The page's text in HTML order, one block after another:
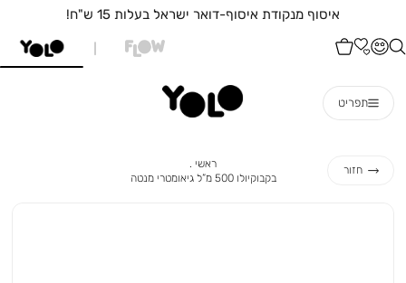
איסוף מנקודת איסוף-דואר ישראל בעלות 15 ש"ח!
תפריט
חזור
ראשי
בקבוקיולו 500 מ”ל גיאומטרי מנטה